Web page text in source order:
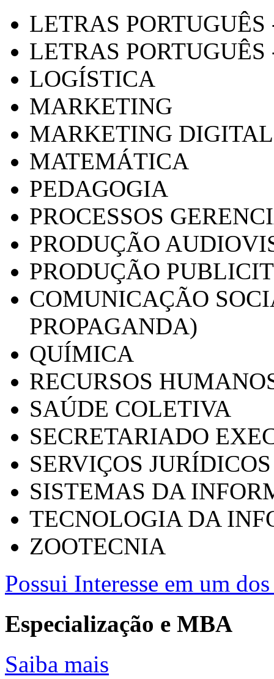
LETRAS
LETRAS PORTUGUÊS
LOGÍSTICA
MARKETING
MARKETING DIGITAL
MATEMÁTICA
PEDAGOGIA
PROCESSOS
PRODUÇÃO
PRODUÇÃO
COMUNICAÇÃO
PROPAGANDA)
QUÍMICA
RECURSOS
SAÚDE COLETIVA
SECRETARIADO
SERVIÇOS
SISTEMAS DA
TECNOLOGIA DA
ZOOTECNIA
Possui Interesse em um
Especialização e MBA
Saiba mais